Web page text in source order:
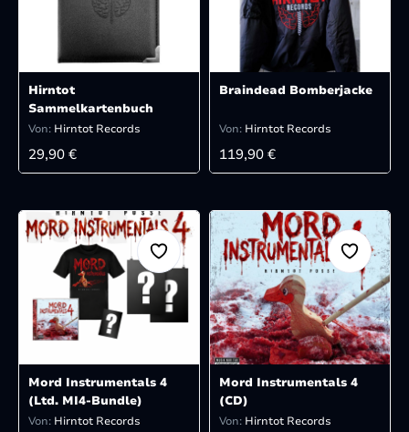
Hirntot
Sammelkartenbuch
Von: Hirntot Records
REGULÄRER PREIS:
29,90 €
Braindead Bomberjacke
Von: Hirntot Records
REGULÄRER PREIS:
119,90 €
Mord Instrumentals 4
(Ltd. MI4-Bundle)
Von: Hirntot Records
Mord Instrumentals 4
(CD)
Von: Hirntot Records